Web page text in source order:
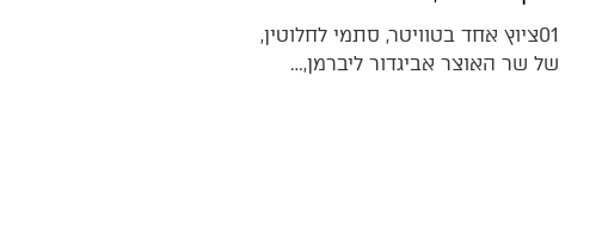
01ציוץ אחד בטוויטר, סתמי לחלוטין,
של שר האוצר אביגדור ליברמן,…